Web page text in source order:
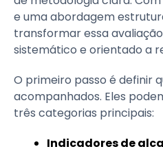
e uma abordagem
transformar essa
sistemático e orientado a
O primeiro passo é definir
acompanhados. Eles
três categorias principais:
Indicadores de